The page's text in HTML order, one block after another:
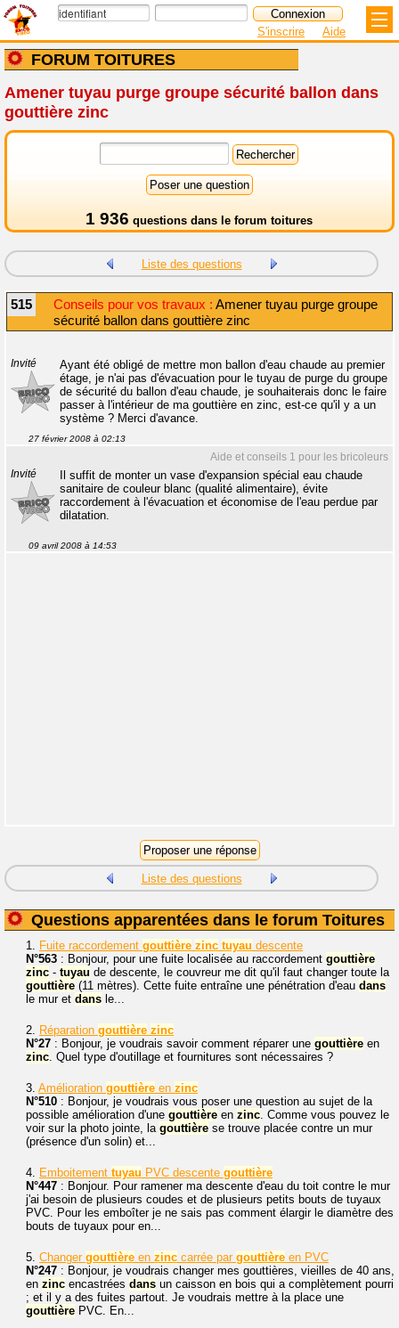
FORUM TOITURES
S'inscrire Aide
Amener tuyau purge groupe sécurité ballon dans
gouttière zinc
1 936 questions dans le forum toitures
Liste des questions
515 Conseils pour vos travaux : Amener tuyau purge groupe
sécurité ballon dans gouttière zinc
Invité
Ayant été obligé de mettre mon ballon d'eau chaude au premier
étage, je n'ai pas d'évacuation pour le tuyau de purge du groupe
de sécurité du ballon d'eau chaude, je souhaiterais donc le faire
passer à l'intérieur de ma gouttière en zinc, est-ce qu'il y a un
système ? Merci d'avance.
27 février 2008 à 02:13
Aide et conseils 1 pour les bricoleurs
Invité
Il suffit de monter un vase d'expansion spécial eau chaude
sanitaire de couleur blanc (qualité alimentaire), évite
raccordement à l'évacuation et économise de l'eau perdue par
dilatation.
09 avril 2008 à 14:53
Liste des questions
Questions apparentées dans le forum Toitures
1. Fuite raccordement gouttière zinc tuyau descente
N°563 : Bonjour, pour une fuite localisée au raccordement gouttière
zinc - tuyau de descente, le couvreur me dit qu'il faut changer toute la
gouttière (11 mètres). Cette fuite entraîne une pénétration d'eau dans
le mur et dans le...
2. Réparation gouttière zinc
N°27 : Bonjour, je voudrais savoir comment réparer une gouttière en
zinc. Quel type d'outillage et fournitures sont nécessaires ?
3. Amélioration gouttière en zinc
N°510 : Bonjour, je voudrais vous poser une question au sujet de la
possible amélioration d'une gouttière en zinc. Comme vous pouvez le
voir sur la photo jointe, la gouttière se trouve placée contre un mur
(présence d'un solin) et...
4. Emboitement tuyau PVC descente gouttière
N°447 : Bonjour. Pour ramener ma descente d'eau du toit contre le mur
j'ai besoin de plusieurs coudes et de plusieurs petits bouts de tuyaux
PVC. Pour les emboîter je ne sais pas comment élargir le diamètre des
bouts de tuyaux pour en...
5. Changer gouttière en zinc carrée par gouttière en PVC
N°247 : Bonjour, je voudrais changer mes gouttières, vieilles de 40 ans,
en zinc encastrées dans un caisson en bois qui a complètement pourri
; et il y a des fuites partout. Je voudrais mettre à la place une
gouttière PVC. En...